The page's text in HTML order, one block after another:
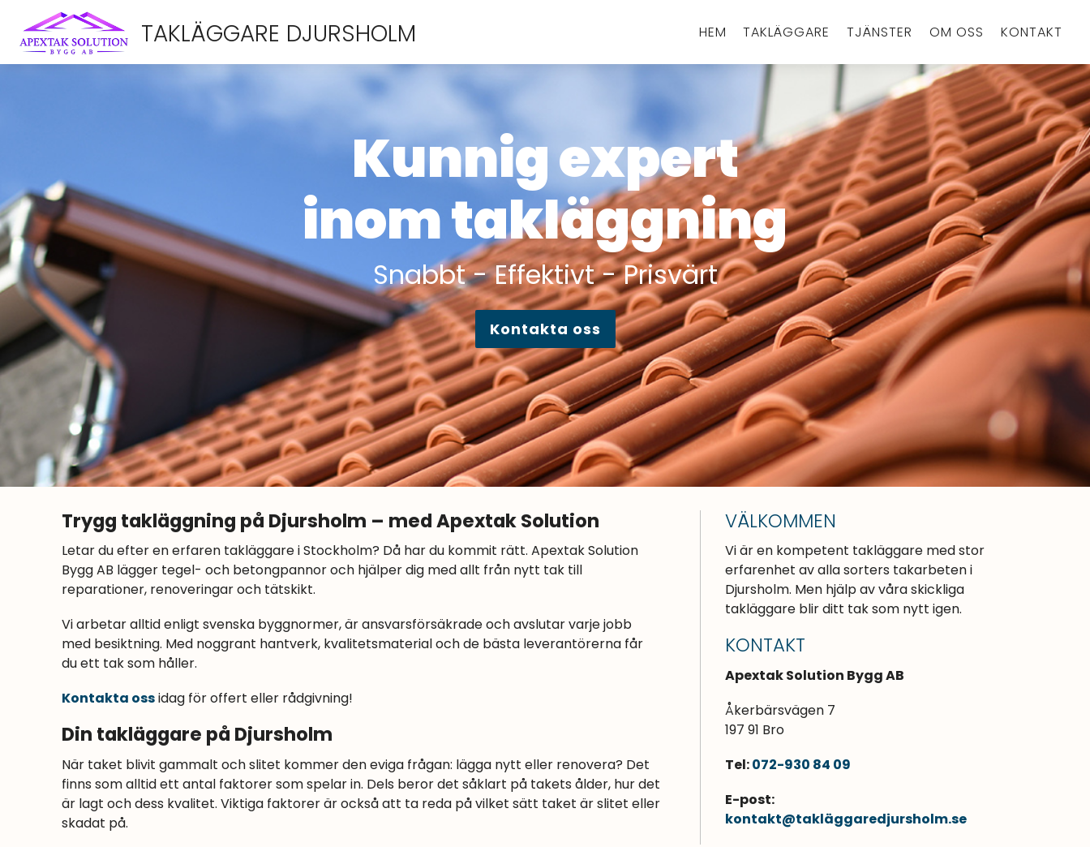
HEM TAKLÄGGARE TJÄNSTER OM OSS KONTAKT
TAKLÄGGARE DJURSHOLM
Kunnig expert
inom takläggning
Snabbt - Effektivt - Prisvärt
Kontakta oss
Trygg takläggning på Djursholm – med Apextak Solution
Letar du efter en erfaren takläggare i Stockholm? Då har du kommit rätt. Apextak Solution
Bygg AB lägger tegel- och betongpannor och hjälper dig med allt från nytt tak till
reparationer, renoveringar och tätskikt.
Vi arbetar alltid enligt svenska byggnormer, är ansvarsförsäkrade och avslutar varje jobb
med besiktning. Med noggrant hantverk, kvalitetsmaterial och de bästa leverantörerna får
du ett tak som håller.
Kontakta ossidag för offert eller rådgivning!
Din takläggare på Djursholm
När taket blivit gammalt och slitet kommer den eviga frågan: lägga nytt eller renovera? Det
finns som alltid ett antal faktorer som spelar in. Dels beror det såklart på takets ålder, hur det
är lagt och dess kvalitet. Viktiga faktorer är också att ta reda på vilket sätt taket är slitet eller
skadat på.
VÄLKOMMEN
Vi är en kompetent takläggare med stor
erfarenhet av alla sorters takarbeten i
Djursholm. Men hjälp av våra skickliga
takläggare blir ditt tak som nytt igen.
KONTAKT
Apextak Solution Bygg AB
Åkerbärsvägen 7
197 91 Bro
Tel:072-930 84 09
E-post:
kontakt@takläggaredjursholm.se